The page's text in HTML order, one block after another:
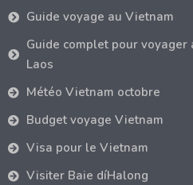
Guide voyage au Vietnam
Guide complet pour voyager
Laos
Météo Vietnam octobre
Budget voyage Vietnam
Visa pour le Vietnam
Visiter Baie díHalong